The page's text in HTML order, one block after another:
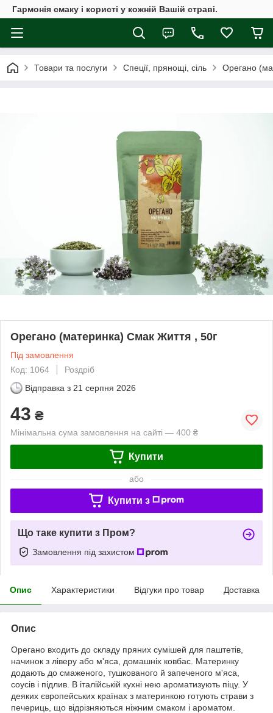
Гармонія смаку і користі у кожній Вашій страві.
Товари та послуги Спеції, прянощі, сіль Орегано
Орегано (материнка) Смак Життя , 50г
Під замовлення
Код: 1064
Роздріб
Відправка з 21 серпня 2026
43 ₴
Мінімальна сума замовлення на сайті — 400 ₴
Купити
або
Купити з
Що таке купити з Пром?
Замовлення під захистом
Опис Характеристики Відгуки про товар Доставка
Опис
Орегано входить до складу пряних сумішей для паштетів,
начинок з ліверу або м'яса, домашніх ковбас. Материнку
додають до смаженого, тушкованого й запеченого м'яса,
соусів і підлив. В італійській кухні нею ароматизують піцу. У
деяких європейських країнах з материнкою готують страви з
печериць, що відрізняються ніжним смаком і ароматом.